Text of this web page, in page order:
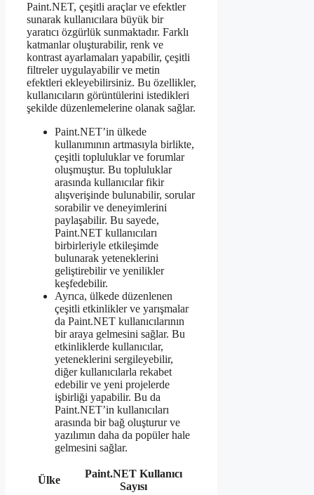
Paint.NET, çeşitli araçlar ve efektler
sunarak kullanıcılara büyük bir
yaratıcı özgürlük sunmaktadır. Farklı
katmanlar oluşturabilir, renk ve
kontrast ayarlamaları yapabilir, çeşitli
filtreler uygulayabilir ve metin
efektleri ekleyebilirsiniz. Bu özellikler,
kullanıcıların görüntülerini istedikleri
şekilde düzenlemelerine olanak sağlar.
Paint.NET’in ülkede
kullanımının artmasıyla birlikte,
çeşitli topluluklar ve forumlar
oluşmuştur. Bu topluluklar
arasında kullanıcılar fikir
alışverişinde bulunabilir, sorular
sorabilir ve deneyimlerini
paylaşabilir. Bu sayede,
Paint.NET kullanıcıları
birbirleriyle etkileşimde
bulunarak yeteneklerini
geliştirebilir ve yenilikler
keşfedebilir.
Ayrıca, ülkede düzenlenen
çeşitli etkinlikler ve yarışmalar
da Paint.NET kullanıcılarının
bir araya gelmesini sağlar. Bu
etkinliklerde kullanıcılar,
yeteneklerini sergileyebilir,
diğer kullanıcılarla rekabet
edebilir ve yeni projelerde
işbirliği yapabilir. Bu da
Paint.NET’in kullanıcıları
arasında bir bağ oluşturur ve
yazılımın daha da popüler hale
gelmesini sağlar.
Ülke
Paint.NET Kullanıcı
Sayısı